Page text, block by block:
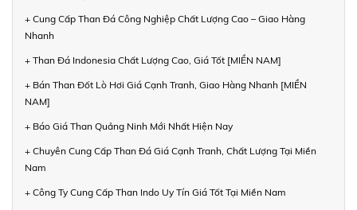
+ Cung Cấp Than Đá Công Nghiệp Chất Lượng Cao – Giao Hàng
Nhanh
+ Than Đá Indonesia Chất Lượng Cao, Giá Tốt [MIỀN NAM]
+ Bán Than Đốt Lò Hơi Giá Cạnh Tranh, Giao Hàng Nhanh [MIỀN
NAM]
+ Báo Giá Than Quảng Ninh Mới Nhất Hiện Nay
+ Chuyên Cung Cấp Than Đá Giá Cạnh Tranh, Chất Lượng Tại Miền
Nam
+ Công Ty Cung Cấp Than Indo Uy Tín Giá Tốt Tại Miền Nam